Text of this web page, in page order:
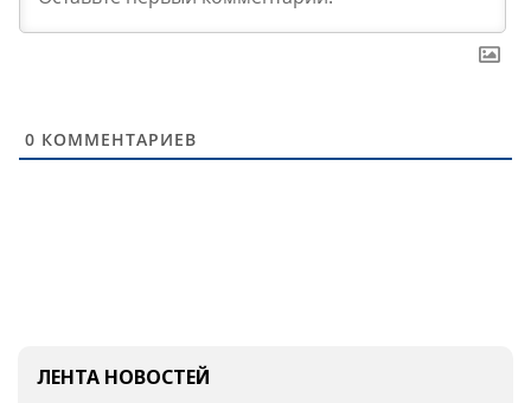
0 КОММЕНТАРИЕВ
ЛЕНТА НОВОСТЕЙ